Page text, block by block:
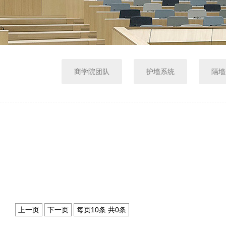
商学院团队 护墙系统 隔
上一页 下一页 每页10条 共0条